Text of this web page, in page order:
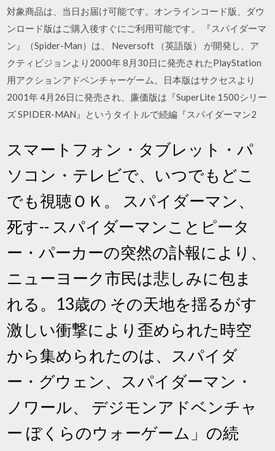
対象商品は、当日お届け可能です。オンラインコード版、ダウ
ンロード版はご購入後すぐにご利用可能です。 『スパイダーマ
ン』（Spider-Man）は、 Neversoft （英語版） が開発し、ア
クティビジョンより2000年 8月30日に発売されたPlayStation
用アクションアドベンチャーゲーム。日本版はサクセスより
2001年 4月26日に発売され、廉価版は『SuperLite 1500シリー
ズ SPIDER-MAN』というタイトルで続編『スパイダーマン2
スマートフォン・タブレット・パ
ソコン・テレビで、いつでもどこ
でも視聴ＯＫ。 スパイダーマン、
死す-- スパイダーマンことピータ
ー・パーカーの突然の訃報により、
ニューヨーク市民は悲しみに包ま
れる。13歳の その天地を揺るがす
激しい衝撃により歪められた時空
から集められたのは、スパイダ
ー・グウェン、スパイダーマン・
ノワール、 デジモンアドベンチャ
ー ぼくらのウォーゲーム」の続